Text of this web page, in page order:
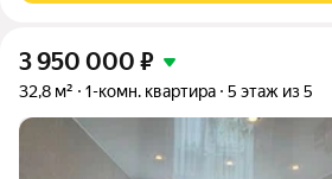
3 950 000 ₽
32,8 м² 1-комн. квартира 5 этаж из 5